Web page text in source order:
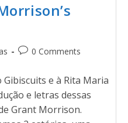
0 Comments
e à Rita Maria
e letras dessas
Grant Morrison.